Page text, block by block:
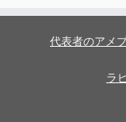
代表者のアメ
ラ